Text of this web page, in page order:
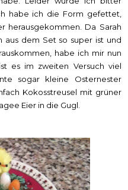
habe ich die Form gefettet,
herausgekommen. Da Sarah
aus dem Set so super ist und
habe ich mir nun
es im zweiten Versuch viel
sogar kleine Osternester
Kokosstreusel mit grüner
Eier in die Gugl.